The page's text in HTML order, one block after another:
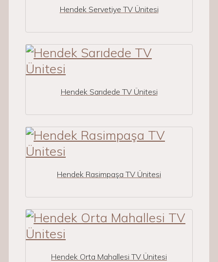
Hendek Servetiye TV Ünitesi
Hendek Sarıdede TV Ünitesi
Hendek Rasimpaşa TV Ünitesi
Hendek Orta Mahallesi TV Ünitesi